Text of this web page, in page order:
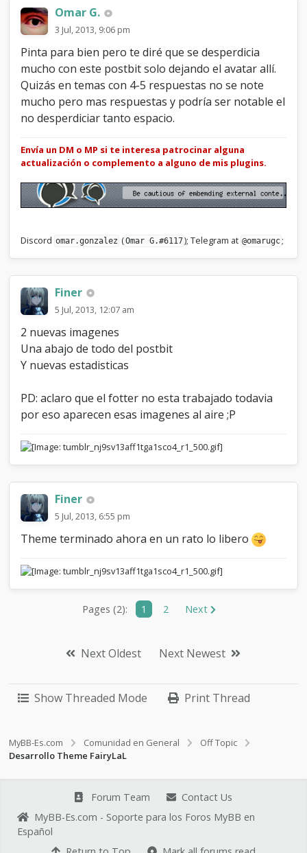
Omar G.
3 Jul, 2013, 9:06 pm
Pinta para bien pero te diré que se desperdicia
mucho con este postbit solo dejando el avatar allí.
Quizás en temas con 4-5 respuestas no se note
mucho pero mas respuestas y podría ser notable el
no desperdiciar tanto espacio.
Envía un DM o MP si te interesa patrocinar alguna
actualización o complemento a alguno de mis plugins.
Discord omar.gonzalez (Omar G.#6117); Telegram at @omarugc ;
Finer
5 Jul, 2013, 12:07 am
2 nuevas imagenes
Una abajo de todo del postbit
Y nuevas estadisticas
PD: aclaro que el fotter no esta trabajado todavia
por eso aparecen esas imagenes al aire ;P
Finer
5 Jul, 2013, 6:55 pm
Theme terminado ahora en un rato lo libero
Pages (2): 1 2 Next
Next Oldest Next Newest
Show Threaded Mode Print Thread
MyBB-Es.com Comunidad en General
Off Topic
Desarrollo Theme FairyLaL
Forum Team
Contact Us
MyBB-Es.com - Soporte para los Foros MyBB en
Español